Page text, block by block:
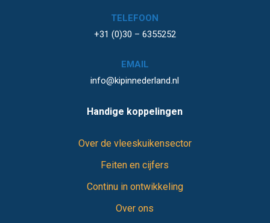
TELEFOON
+31 (0)30 – 6355252
EMAIL
info@kipinnederland.nl
Handige koppelingen
Over de vleeskuikensector
Feiten en cijfers
Continu in ontwikkeling
Over ons